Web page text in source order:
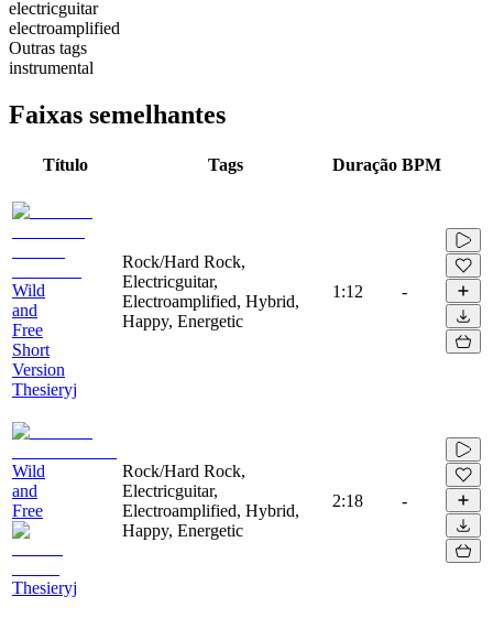
electricguitar
electroamplified
Outras tags
instrumental
Faixas semelhantes
Título Tags Duração BPM
Wild
and
Free
Short
Version
Thesieryj
Rock/Hard Rock,
Electricguitar,
Electroamplified, Hybrid,
Happy, Energetic
1:12 -
Wild
and
Free
Thesieryj
Rock/Hard Rock,
Electricguitar,
Electroamplified, Hybrid,
Happy, Energetic
2:18 -